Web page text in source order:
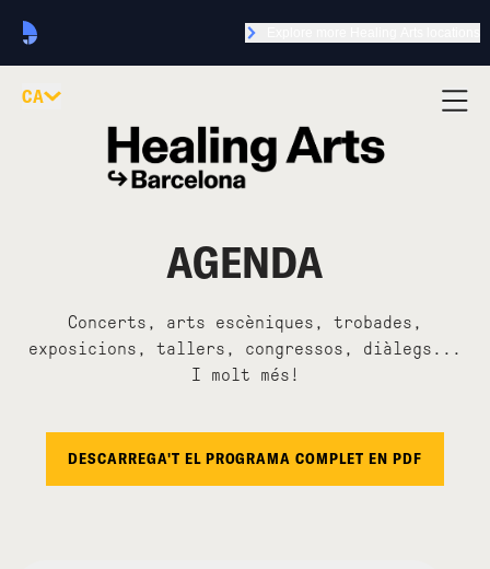
CA
AGENDA
Concerts, arts escèniques, trobades,
exposicions, tallers, congressos, diàlegs...
I molt més!
DESCARREGA'T EL PROGRAMA COMPLET EN PDF